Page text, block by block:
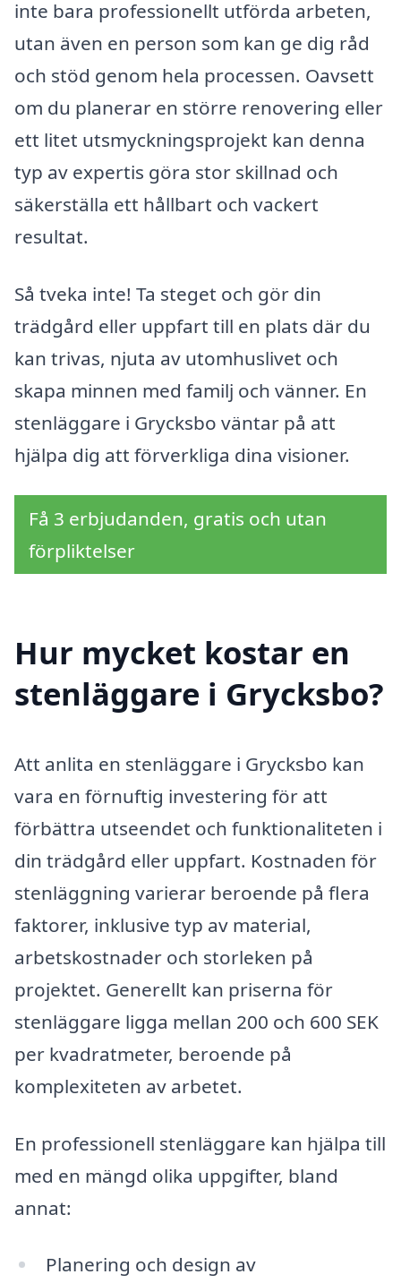
inte bara professionellt utförda arbeten,
utan även en person som kan ge dig råd
och stöd genom hela processen. Oavsett
om du planerar en större renovering eller
ett litet utsmyckningsprojekt kan denna
typ av expertis göra stor skillnad och
säkerställa ett hållbart och vackert
resultat.
Så tveka inte! Ta steget och gör din
trädgård eller uppfart till en plats där du
kan trivas, njuta av utomhuslivet och
skapa minnen med familj och vänner. En
stenläggare i Grycksbo väntar på att
hjälpa dig att förverkliga dina visioner.
Få 3 erbjudanden, gratis och utan
förpliktelser
Hur mycket kostar en
stenläggare i Grycksbo?
Att anlita en stenläggare i Grycksbo kan
vara en förnuftig investering för att
förbättra utseendet och funktionaliteten i
din trädgård eller uppfart. Kostnaden för
stenläggning varierar beroende på flera
faktorer, inklusive typ av material,
arbetskostnader och storleken på
projektet. Generellt kan priserna för
stenläggare ligga mellan 200 och 600 SEK
per kvadratmeter, beroende på
komplexiteten av arbetet.
En professionell stenläggare kan hjälpa till
med en mängd olika uppgifter, bland
annat:
Planering och design av